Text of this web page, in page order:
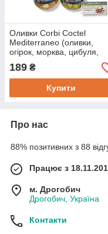
Оливки Corbi Coctel
Mediterraneo (оливки,
огірок, морква, цибуля,
часник), 700г
189 ₴
Купити
Про нас
88% позитивних з 88
Працює з
м. Дрогобич
Дрогобич, Україна
Контакти